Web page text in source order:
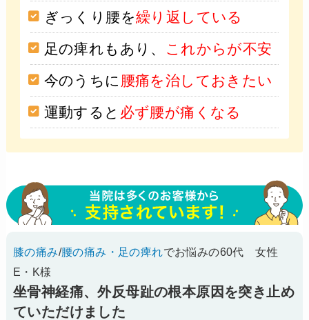
ぎっくり腰を繰り返している
足の痺れもあり、 これからが不安
今のうちに 腰痛を治しておきたい
運動すると 必ず腰が痛くなる
膝の痛み/腰の痛み・足の痺れでお悩みの60代 女性
E・K様
坐骨神経痛、外反母趾の根本原因を突き止め
ていただけました